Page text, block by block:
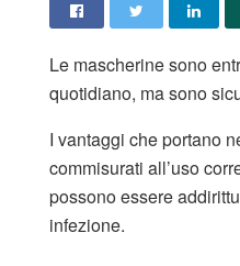
Le mascherine sono
quotidiano, ma sono
I vantaggi che portano
commisurati all’uso
possono essere
infezione.